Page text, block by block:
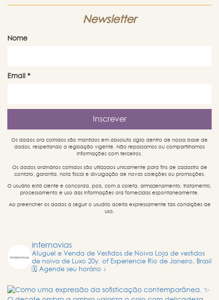
Newsletter
Nome
Email *
Os dados ora colhidos são mantidos em absoluto sigilo dentro de nossa base de
dados, respeitando a legislação vigente. Não repassamos ou compartilhamos
informações com terceiros.
Os dados ordinários colhidos são utilizados unicamente para fins de cadastro de
contato, garantia, nota fiscal e divulgação de novas coleções ou promoções.
O usuário está ciente e concorda, pois, com a coleta, armazenamento, tratamento,
processamento e uso das informações ora fornecidas espontaneamente.
Ao preencher os dados a seguir o usuário aceita expressamente tais condições de
uso.
internovias
Aluguel e Venda de Vestidos de Noiva Loja de vestidos
de noiva de Luxo 20y. of Experiencie Rio de Janeiro, Brasil
🗓️ Agende seu horário ↓